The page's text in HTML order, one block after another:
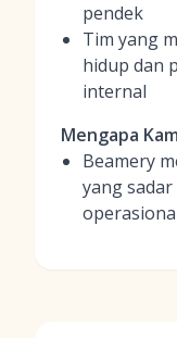
pendek
Tim yang
hidup dan
internal
Mengapa
Beamery
yang